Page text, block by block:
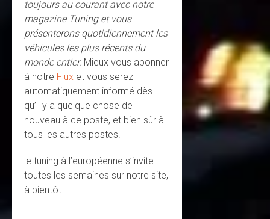
toujours au courant avec notre
magazine Tuning et vous
présenterons quotidiennement les
véhicules les plus récents du
monde entier. Mieux vous abonner
à notre Flux et vous serez
automatiquement informé dès
qu’il y a quelque chose de
nouveau à ce poste, et bien sûr à
tous les autres postes.
le tuning à l’européenne s’invite
toutes les semaines sur notre site,
à bientôt.